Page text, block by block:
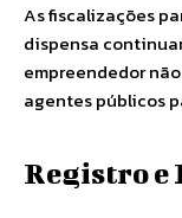
As fiscalizações
dispensa
empreendedor
agentes públicos
Registro e